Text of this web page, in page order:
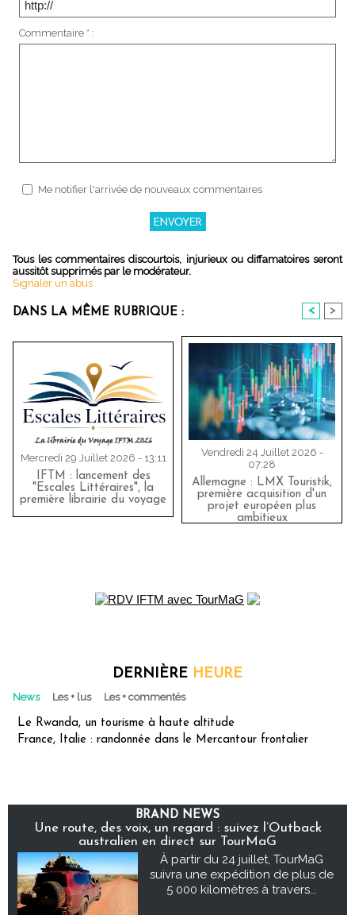
Commentaire * :
Me notifier l'arrivée de nouveaux commentaires
Tous les commentaires discourtois, injurieux ou diffamatoires seront
aussitôt supprimés par le modérateur.
Signaler un abus
DANS LA MÊME RUBRIQUE : < >
Mercredi 29 Juillet 2026 - 13:11
IFTM : lancement des
"Escales Littéraires", la
première librairie du voyage
Vendredi 24 Juillet 2026 -
07:28
Allemagne : LMX Touristik,
première acquisition d'un
projet européen plus
ambitieux
DERNIÈRE HEURE
News Les + lus Les + commentés
Le Rwanda, un tourisme à haute altitude
France, Italie : randonnée dans le Mercantour frontalier
BRAND NEWS
Une route, des voix, un regard : suivez l’Outback
australien en direct sur TourMaG
À partir du 24 juillet, TourMaG
suivra une expédition de plus de
5 000 kilomètres à travers...